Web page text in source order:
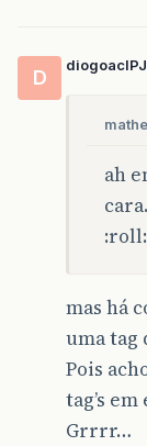
D
diogoaclPJ
ah
:roll:
mas há
uma tag
Pois
tag’s
Grrrr…